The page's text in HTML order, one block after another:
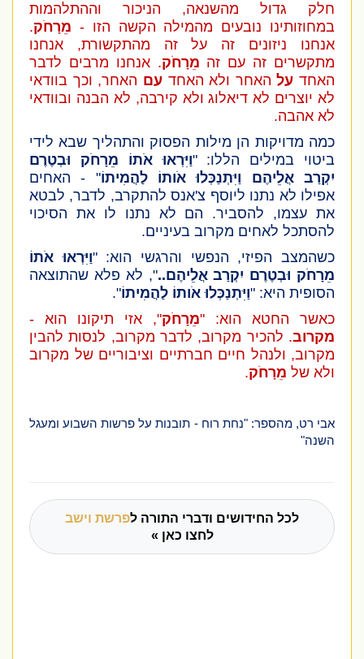
חלק גדול מהשנאה, הניכור וההתלהמות
במחוזותינו נובעים מהמילה הקשה הזו -מֵרָחֹק.
אנחנו ניזונים זה על זה מהתקשורת, אנחנו
מתקשרים זה עם זהמֵרָחֹק. אנחנו מרבים לדבר
האחדעלהאחר ולא האחדעםהאחר, וכך בוודאי
לא יוצרים לא דיאלוג ולא קירבה, לא הבנה ובוודאי
לא אהבה.
כמה מדויקות הן מילות הפסוק והתהליך שבא לידי
ביטוי במילים הללו: " וַיִּרְאוּ אֹתוֹ מֵרָחֹק וּבְטֶרֶם
יִקְרַב אֲלֵיהֶם וַיִּתְנַכְּלוּ אֹותוֹ לַהֲמִיתוֹ"- האחים
אפילו לא נתנו ליוסף צ'אנס להתקרב, לדבר, לבטא
את עצמו, להסביר. הם לא נתנו לו את הסיכוי
להסתכל לאחים מקרוב בעיניים.
כשהמצב הפיזי, הנפשי והרגשי הוא: " וַיִּרְאוּ אֹתוֹ
מֵרָחֹק וּבְטֶרֶם יִקְרַב אֲלֵיהֶם..", לא פלא שהתוצאה
הסופית היא: "וַיִּתְנַכְּלוּ אֹותוֹ לַהֲמִיתוֹ"
.
כאשר החטא הוא: "
מֵרָחֹק", אזי תיקונו הוא -
מקרוב. להכיר מקרוב, לדבר מקרוב, לנסות להבין
מקרוב, ולנהל חיים חברתיים וציבוריים של מקרוב
ולא שלמֵרָחֹק.
אבי רט, מהספר: "נחת רוח - תובנות על פרשות השבוע ומעגל
השנה"
לכל החידושים ודברי התורה לפרשת וישב
לחצו כאן »